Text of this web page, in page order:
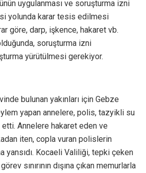
uygulanması ve soruşturma izni
yolunda karar tesis edilmesi
göre, darp, işkence, hakaret vb.
soruşturma izni
yürütülmesi gerekiyor.
bulunan yakınları için Gebze
yapan annelere, polis, tazyikli su
Annelere hakaret eden ve
iten, copla vuran polislerin
yansıdı. Kocaeli Valiliği, tepki çeken
sınırının dışına çıkan memurlarla